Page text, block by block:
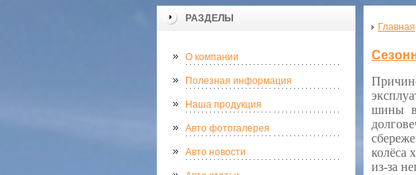
РАЗДЕЛЫ
О компании
Полезная информация
Наша продукция
Авто фотогалерея
Авто новости
Главная
шины в
колёса
из-за